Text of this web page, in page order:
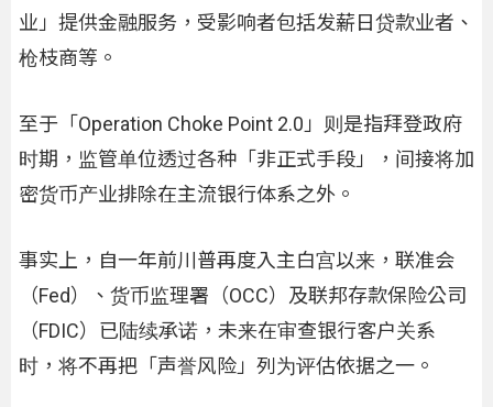
业」提供金融服务，受影响者包括发薪日贷款业者、
枪枝商等。
至于「Operation Choke Point 2.0」则是指拜登政府
时期，监管单位透过各种「非正式手段」，间接将加
密货币产业排除在主流银行体系之外。
事实上，自一年前川普再度入主白宫以来，联准会
（Fed）、货币监理署（OCC）及联邦存款保险公司
（FDIC）已陆续承诺，未来在审查银行客户关系
时，将不再把「声誉风险」列为评估依据之一。